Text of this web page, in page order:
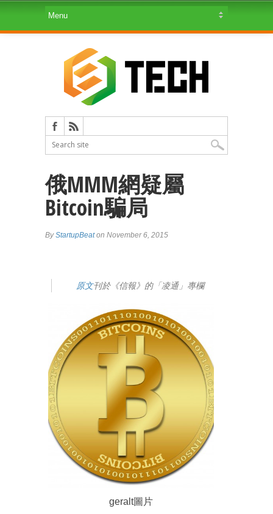
俄MMM網疑屬
Bitcoin騙局
ByStartupBeaton November 6, 2015
原文刊於《信報》的「凌通」專欄
geralt圖片